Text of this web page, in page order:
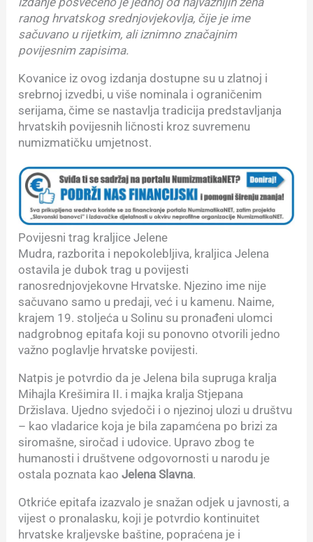
ranog hrvatskog srednjovjekovlja, čije je ime
sačuvano u rijetkim, ali iznimno značajnim
povijesnim zapisima.
Kovanice iz ovog izdanja dostupne su u zlatnoj i
srebrnoj izvedbi, u više nominala i ograničenim
serijama, čime se nastavlja tradicija predstavljanja
hrvatskih povijesnih ličnosti kroz suvremenu
numizmatičku umjetnost.
Povijesni trag kraljice Jelene
Mudra, razborita i nepokolebljiva, kraljica Jelena
ostavila je dubok trag u povijesti
ranosrednjovjekovne Hrvatske. Njezino ime nije
sačuvano samo u predaji, već i u kamenu. Naime,
krajem 19. stoljeća u Solinu su pronađeni ulomci
nadgrobnog epitafa koji su ponovno otvorili jedno
važno poglavlje hrvatske povijesti.
Natpis je potvrdio da je Jelena bila supruga kralja
Mihajla Krešimira II. i majka kralja Stjepana
Držislava. Ujedno svjedoči i o njezinoj ulozi u društvu
– kao vladarice koja je bila zapamćena po brizi za
siromašne, siročad i udovice. Upravo zbog te
humanosti i društvene odgovornosti u narodu je
ostala poznata kaoJelena Slavna.
Otkriće epitafa izazvalo je snažan odjek u javnosti, a
vijest o pronalasku, koji je potvrdio kontinuitet
hrvatske kraljevske baštine, popraćena je i